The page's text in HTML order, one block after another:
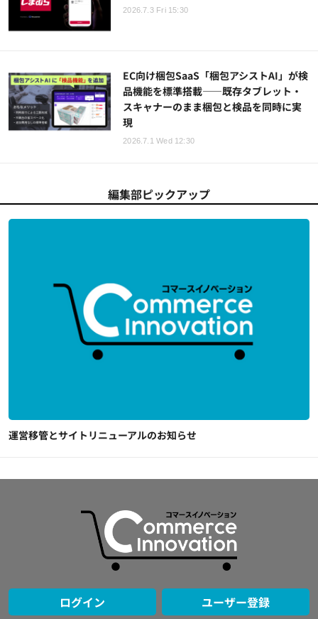
2026.7.3 Fri 15:30
EC向け梱包SaaS「梱包アシストAI」が検
品機能を標準搭載——既存タブレット・
スキャナーのまま梱包と検品を同時に実
現
2026.7.1 Wed 12:30
編集部ピックアップ
運営移管とサイトリニューアルのお知らせ
ログイン ユーザー登録